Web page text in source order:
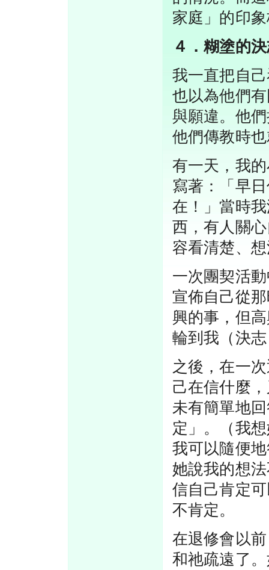
家庭」的印
４．糊塗的
我一直把自
也以為他們
與願違。他
他們傳教時
有一天，我
寫著：「早
在！」當時
西，有人關
容看清楚、
一次團契活
宣佈自己從
興的事，但
輪到我（決
之後，在一
己在信什麼
未有簡單地
定」。（我
我可以隨便
她說我的想
信自己肯定
不肯定。
在退修會以
和祂疏遠了